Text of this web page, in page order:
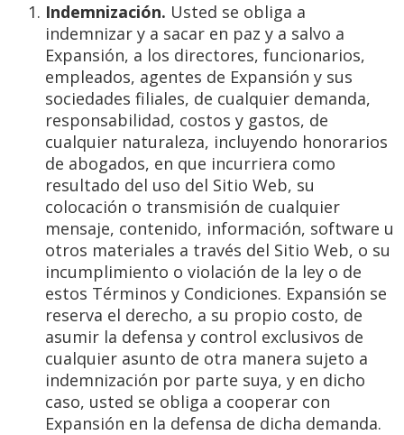
Indemnización. Usted se obliga a
indemnizar y a sacar en paz y a salvo a
Expansión, a los directores, funcionarios,
empleados, agentes de Expansión y sus
sociedades filiales, de cualquier demanda,
responsabilidad, costos y gastos, de
cualquier naturaleza, incluyendo honorarios
de abogados, en que incurriera como
resultado del uso del Sitio Web, su
colocación o transmisión de cualquier
mensaje, contenido, información, software u
otros materiales a través del Sitio Web, o su
incumplimiento o violación de la ley o de
estos Términos y Condiciones. Expansión se
reserva el derecho, a su propio costo, de
asumir la defensa y control exclusivos de
cualquier asunto de otra manera sujeto a
indemnización por parte suya, y en dicho
caso, usted se obliga a cooperar con
Expansión en la defensa de dicha demanda.